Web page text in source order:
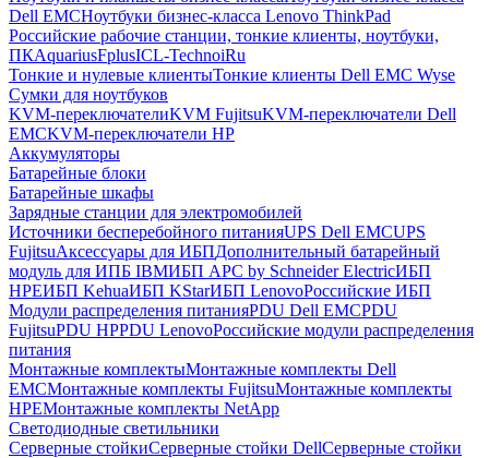
Dell EMCНоутбуки бизнес-класса Lenovo ThinkPad
Российские рабочие станции, тонкие клиенты, ноутбуки,
ПКAquariusFplusICL-TechnoiRu
Тонкие и нулевые клиентыТонкие клиенты Dell EMC Wyse
Сумки для ноутбуков
KVM-переключателиKVM FujitsuKVM-переключатели Dell
EMCKVM-переключатели HP
Аккумуляторы
Батарейные блоки
Батарейные шкафы
Зарядные станции для электромобилей
Источники бесперебойного питанияUPS Dell EMCUPS
FujitsuАксессуары для ИБПДополнительный батарейный
модуль для ИПБ IBMИБП APC by Schneider ElectricИБП
HPEИБП KehuaИБП KStarИБП LenovoРоссийские ИБП
Модули распределения питанияPDU Dell EMCPDU
FujitsuPDU HPPDU LenovoРоссийские модули распределения
питания
Монтажные комплектыМонтажные комплекты Dell
EMCМонтажные комплекты FujitsuМонтажные комплекты
HPEМонтажные комплекты NetApp
Светодиодные светильники
Серверные стойкиСерверные стойки DellСерверные стойки